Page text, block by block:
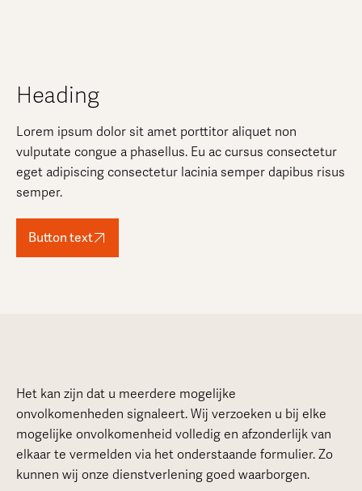
Heading
Lorem ipsum dolor sit amet porttitor aliquet non
vulputate congue a phasellus. Eu ac cursus consectetur
eget adipiscing consectetur lacinia semper dapibus risus
semper.
Button text
Het kan zijn dat u meerdere mogelijke
onvolkomenheden signaleert. Wij verzoeken u bij elke
mogelijke onvolkomenheid volledig en afzonderlijk van
elkaar te vermelden via het onderstaande formulier. Zo
kunnen wij onze dienstverlening goed waarborgen.